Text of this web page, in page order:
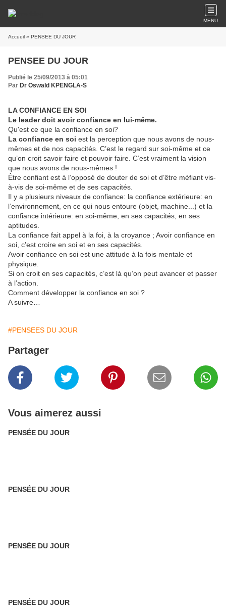
MENU
Accueil » PENSEE DU JOUR
PENSEE DU JOUR
Publié le 25/09/2013 à 05:01
Par Dr Oswald KPENGLA-S
LA CONFIANCE EN SOI
Le leader doit avoir confiance en lui-même.
Qu'est ce que la confiance en soi?
La confiance en soi est la perception que nous avons de nous-
mêmes et de nos capacités. C’est le regard sur soi-même et ce
qu’on croit savoir faire et pouvoir faire. C’est vraiment la vision
que nous avons de nous-mêmes !
Être confiant est à l’opposé de douter de soi et d’être méfiant vis-
à-vis de soi-même et de ses capacités.
Il y a plusieurs niveaux de confiance: la confiance extérieure: en
l’environnement, en ce qui nous entoure (objet, machine...) et la
confiance intérieure: en soi-même, en ses capacités, en ses
aptitudes.
La confiance fait appel à la foi, à la croyance ; Avoir confiance en
soi, c’est croire en soi et en ses capacités.
Avoir confiance en soi est une attitude à la fois mentale et
physique.
Si on croit en ses capacités, c’est là qu’on peut avancer et passer
à l’action.
Comment développer la confiance en soi ?
A suivre…
#PENSEES DU JOUR
Partager
Vous aimerez aussi
PENSÉE DU JOUR
PENSÉE DU JOUR
PENSÉE DU JOUR
PENSÉE DU JOUR